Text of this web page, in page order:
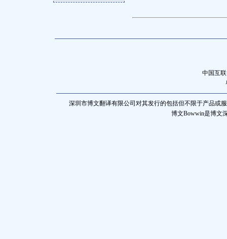
中国互
深圳市博文翻译有限公司对其发行的包括但不限于产品或
博文Bowwin是博文